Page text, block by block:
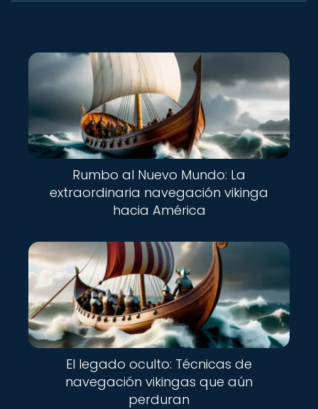
Rumbo al Nuevo Mundo: La
extraordinaria navegación vikinga
hacia América
El legado oculto: Técnicas de
navegación vikingas que aún
perduran